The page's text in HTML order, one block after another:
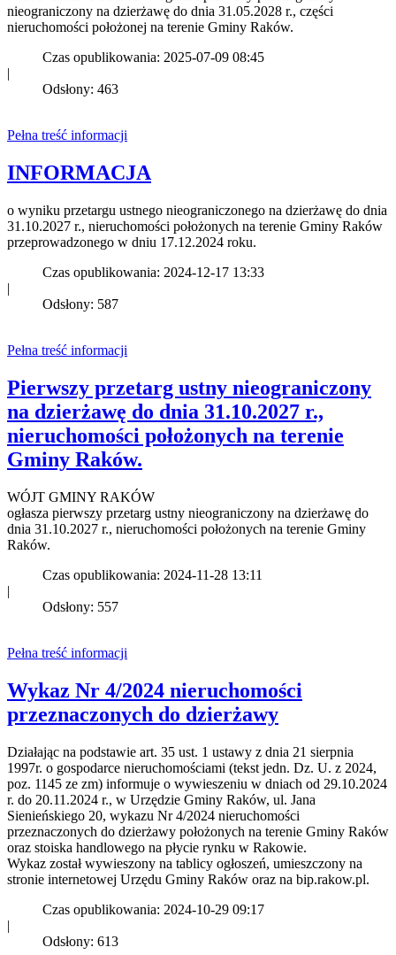
nieograniczony na dzierżawę do dnia 31.05.2028 r., części
nieruchomości położonej na terenie Gminy Raków.
Czas opublikowania: 2025-07-09 08:45
|
Odsłony: 463
Pełna treść informacji
INFORMACJA
o wyniku przetargu ustnego nieograniczonego na dzierżawę do dnia
31.10.2027 r., nieruchomości położonych na terenie Gminy Raków
przeprowadzonego w dniu 17.12.2024 roku.
Czas opublikowania: 2024-12-17 13:33
|
Odsłony: 587
Pełna treść informacji
Pierwszy przetarg ustny nieograniczony
na dzierżawę do dnia 31.10.2027 r.,
nieruchomości położonych na terenie
Gminy Raków.
WÓJT GMINY RAKÓW
ogłasza pierwszy przetarg ustny nieograniczony na dzierżawę do
dnia 31.10.2027 r., nieruchomości położonych na terenie Gminy
Raków.
Czas opublikowania: 2024-11-28 13:11
|
Odsłony: 557
Pełna treść informacji
Wykaz Nr 4/2024 nieruchomości
przeznaczonych do dzierżawy
Działając na podstawie art. 35 ust. 1 ustawy z dnia 21 sierpnia
1997r. o gospodarce nieruchomościami (tekst jedn. Dz. U. z 2024,
poz. 1145 ze zm) informuje o wywieszeniu w dniach od 29.10.2024
r. do 20.11.2024 r., w Urzędzie Gminy Raków, ul. Jana
Sienieńskiego 20, wykazu Nr 4/2024 nieruchomości
przeznaczonych do dzierżawy położonych na terenie Gminy Raków
oraz stoiska handlowego na płycie rynku w Rakowie.
Wykaz został wywieszony na tablicy ogłoszeń, umieszczony na
stronie internetowej Urzędu Gminy Raków oraz na bip.rakow.pl.
Czas opublikowania: 2024-10-29 09:17
|
Odsłony: 613